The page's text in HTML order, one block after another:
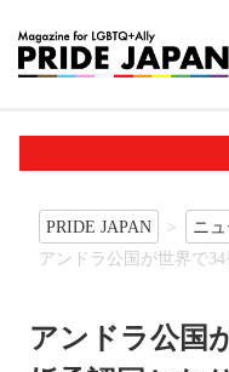
PRIDE JAPAN ニ
アンドラ公国が世界で
アンドラ公国